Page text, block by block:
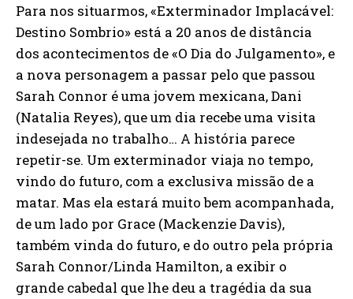
Para nos situarmos, «Exterminador Implacável:
Destino Sombrio» está a 20 anos de distância
dos acontecimentos de «O Dia do Julgamento», e
a nova personagem a passar pelo que passou
Sarah Connor é uma jovem mexicana, Dani
(Natalia Reyes), que um dia recebe uma visita
indesejada no trabalho… A história parece
repetir-se. Um exterminador viaja no tempo,
vindo do futuro, com a exclusiva missão de a
matar. Mas ela estará muito bem acompanhada,
de um lado por Grace (Mackenzie Davis),
também vinda do futuro, e do outro pela própria
Sarah Connor/Linda Hamilton, a exibir o
grande cabedal que lhe deu a tragédia da sua